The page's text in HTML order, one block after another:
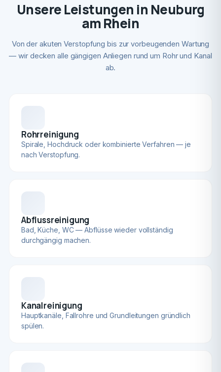
Unsere Leistungen in Neuburg
am Rhein
Von der akuten Verstopfung bis zur vorbeugenden Wartung
— wir decken alle gängigen Anliegen rund um Rohr und Kanal
ab.
Rohrreinigung
Spirale, Hochdruck oder kombinierte Verfahren — je
nach Verstopfung.
Abflussreinigung
Bad, Küche, WC — Abflüsse wieder vollständig
durchgängig machen.
Kanalreinigung
Hauptkanäle, Fallrohre und Grundleitungen gründlich
spülen.